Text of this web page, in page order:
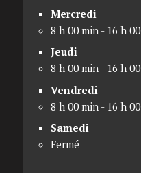
Mercredi
8 h 00 min - 16 h
Jeudi
8 h 00 min - 16 h
Vendredi
8 h 00 min - 16 h
Samedi
Fermé